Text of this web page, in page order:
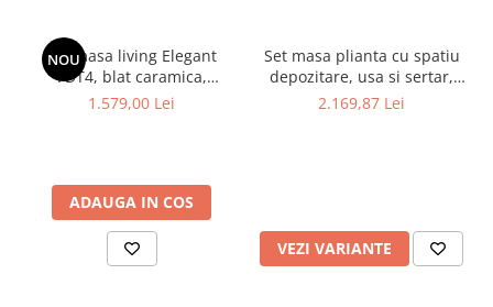
NOU
Set masa living Elegant
FDT4, blat caramica,
structura metalica,
1.579,00 Lei
ADAUGA IN COS
Set masa plianta cu spatiu
depozitare, usa si sertar,
Pal Melaminat, 160x96x80
2.169,87 Lei
VEZI VARIANTE